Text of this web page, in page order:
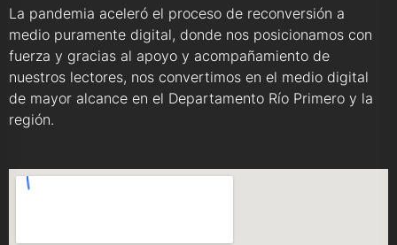
La pandemia aceleró el proceso de reconversión a
medio puramente digital, donde nos posicionamos con
fuerza y gracias al apoyo y acompañamiento de
nuestros lectores, nos convertimos en el medio digital
de mayor alcance en el Departamento Río Primero y la
región.